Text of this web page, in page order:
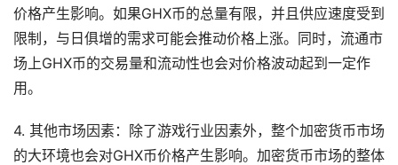
价格产生影响。如果GHX币的总量有限，并且供应速度受到
限制，与日俱增的需求可能会推动价格上涨。同时，流通市
场上GHX币的交易量和流动性也会对价格波动起到一定作
用。
4. 其他市场因素：除了游戏行业因素外，整个加密货币市场
的大环境也会对GHX币价格产生影响。加密货币市场的整体